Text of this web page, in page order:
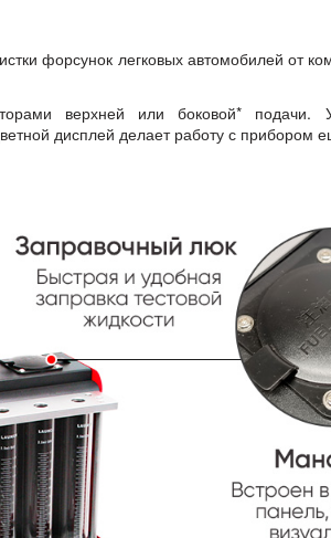
форсунок легковых автомобилей от
верхней или боковой* подачи.
дисплей делает работу с прибором